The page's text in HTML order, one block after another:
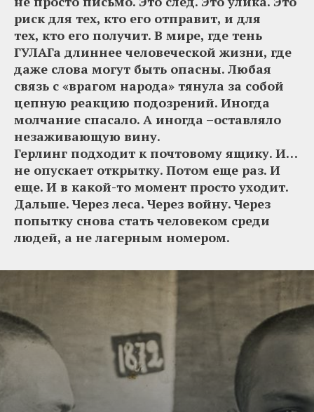
риск для тех, кто его отправит, и для
тех, кто его получит. В мире, где тень
ГУЛАГа длиннее человеческой жизни, где
даже слова могут быть опасны. Любая
связь с «врагом народа» тянула за собой
цепную реакцию подозрений. Иногда
молчание спасало. А иногда –оставляло
незаживающую вину.
Герлинг подходит к почтовому ящику. И…
не опускает открытку. Потом еще раз. И
еще. И в какой-то момент просто уходит.
Дальше. Через леса. Через войну. Через
попытку снова стать человеком среди
людей, а не лагерным номером.